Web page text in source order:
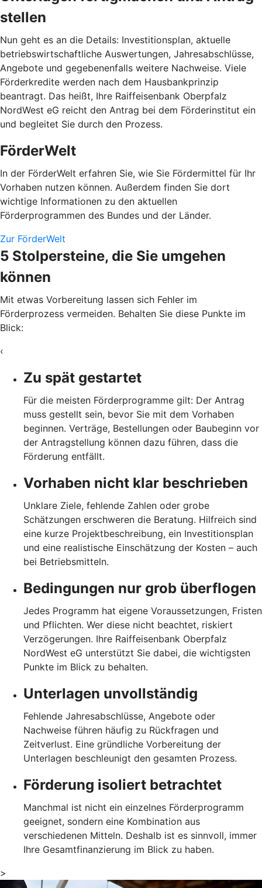
stellen
Nun geht es an die Details: Investitionsplan, aktuelle
betriebswirtschaftliche Auswertungen, Jahresabschlüsse,
Angebote und gegebenenfalls weitere Nachweise. Viele
Förderkredite werden nach dem Hausbankprinzip
beantragt. Das heißt, Ihre Raiffeisenbank Oberpfalz
NordWest eG reicht den Antrag bei dem Förderinstitut ein
und begleitet Sie durch den Prozess.
FörderWelt
In der FörderWelt erfahren Sie, wie Sie Fördermittel für Ihr
Vorhaben nutzen können. Außerdem finden Sie dort
wichtige Informationen zu den aktuellen
Förderprogrammen des Bundes und der Länder.
Zur FörderWelt
5 Stolpersteine, die Sie umgehen
können
Mit etwas Vorbereitung lassen sich Fehler im
Förderprozess vermeiden. Behalten Sie diese Punkte im
Blick:
‹
Zu spät gestartet
Für die meisten Förderprogramme gilt: Der Antrag
muss gestellt sein, bevor Sie mit dem Vorhaben
beginnen. Verträge, Bestellungen oder Baubeginn vor
der Antragstellung können dazu führen, dass die
Förderung entfällt.
Vorhaben nicht klar beschrieben
Unklare Ziele, fehlende Zahlen oder grobe
Schätzungen erschweren die Beratung. Hilfreich sind
eine kurze Projektbeschreibung, ein Investitionsplan
und eine realistische Einschätzung der Kosten – auch
bei Betriebsmitteln.
Bedingungen nur grob überflogen
Jedes Programm hat eigene Voraussetzungen, Fristen
und Pflichten. Wer diese nicht beachtet, riskiert
Verzögerungen. Ihre Raiffeisenbank Oberpfalz
NordWest eG unterstützt Sie dabei, die wichtigsten
Punkte im Blick zu behalten.
Unterlagen unvollständig
Fehlende Jahresabschlüsse, Angebote oder
Nachweise führen häufig zu Rückfragen und
Zeitverlust. Eine gründliche Vorbereitung der
Unterlagen beschleunigt den gesamten Prozess.
Förderung isoliert betrachtet
Manchmal ist nicht ein einzelnes Förderprogramm
geeignet, sondern eine Kombination aus
verschiedenen Mitteln. Deshalb ist es sinnvoll, immer
Ihre Gesamtfinanzierung im Blick zu haben.
>